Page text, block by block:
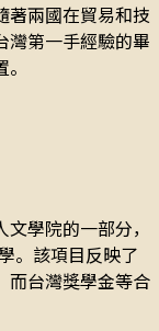
著兩國在貿易和技
灣第一手經驗的畢
學院的一部分，
。該項目反映了
而台灣獎學金等合